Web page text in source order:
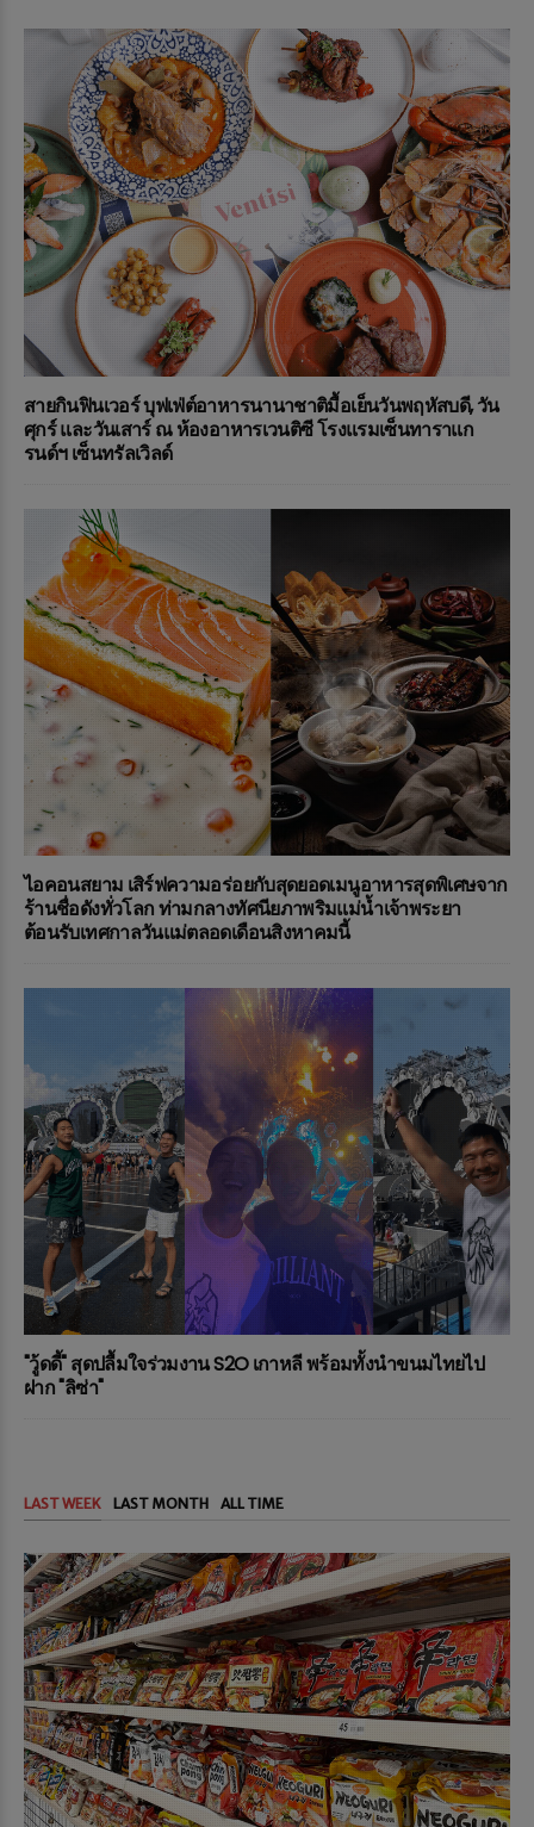
สายกินฟินเวอร์ บุฟเฟ่ต์อาหารนานาชาติมื้อเย็นวันพฤหัสบดี, วัน
ศุกร์ และวันเสาร์ ณ ห้องอาหารเวนติซี โรงแรมเซ็นทาราแก
รนด์ฯ เซ็นทรัลเวิลด์
ไอคอนสยาม เสิร์ฟความอร่อยกับสุดยอดเมนูอาหารสุดพิเศษจาก
ร้านชื่อดังทั่วโลก ท่ามกลางทัศนียภาพริมแม่น้ำเจ้าพระยา
ต้อนรับเทศกาลวันแม่ตลอดเดือนสิงหาคมนี้
"วู้ดดี้" สุดปลื้มใจร่วมงาน S2O เกาหลี พร้อมทั้งนำขนมไทยไป
ฝาก "ลิซ่า"
LAST WEEK LAST MONTH ALL TIME